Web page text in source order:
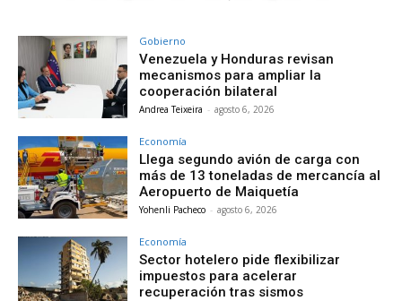
Gobierno
Venezuela y Honduras revisan
mecanismos para ampliar la
cooperación bilateral
Andrea Teixeira - agosto 6, 2026
Economía
Llega segundo avión de carga con
más de 13 toneladas de mercancía al
Aeropuerto de Maiquetía
Yohenli Pacheco - agosto 6, 2026
Economía
Sector hotelero pide flexibilizar
impuestos para acelerar
recuperación tras sismos